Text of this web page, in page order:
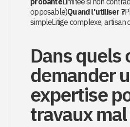
opposable)Quand l'utiliser ?
simpleLitige complexe, artisan
Dans quels
demander
expertise
travaux